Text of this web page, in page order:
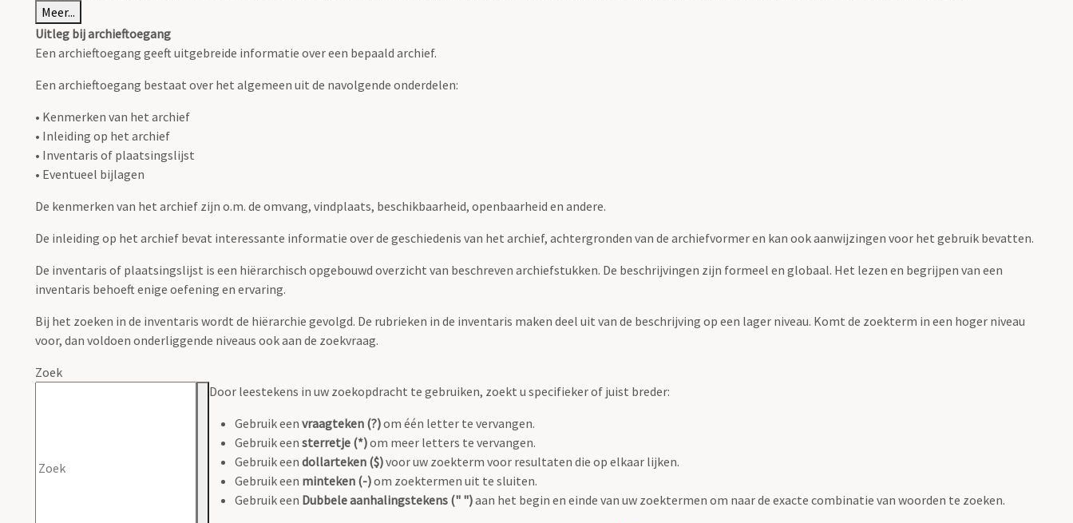
Meer...
Uitleg bij archieftoegang
Een archieftoegang geeft uitgebreide informatie over een bepaald archief.
Een archieftoegang bestaat over het algemeen uit de navolgende onderdelen:
• Kenmerken van het archief
• Inleiding op het archief
• Inventaris of plaatsingslijst
• Eventueel bijlagen
De kenmerken van het archief zijn o.m. de omvang, vindplaats, beschikbaarheid, openbaarheid en andere.
De inleiding op het archief bevat interessante informatie over de geschiedenis van het archief, achtergronden van de archiefvormer en kan ook aanwijzingen voor het gebruik bevatten.
De inventaris of plaatsingslijst is een hiërarchisch opgebouwd overzicht van beschreven archiefstukken. De beschrijvingen zijn formeel en globaal. Het lezen en begrijpen van een
inventaris behoeft enige oefening en ervaring.
Bij het zoeken in de inventaris wordt de hiërarchie gevolgd. De rubrieken in de inventaris maken deel uit van de beschrijving op een lager niveau. Komt de zoekterm in een hoger niveau
voor, dan voldoen onderliggende niveaus ook aan de zoekvraag.
Zoek
Door leestekens in uw zoekopdracht te gebruiken, zoekt u specifieker of juist breder:
Gebruik een vraagteken (?)om één letter te vervangen.
Gebruik een sterretje (*)om meer letters te vervangen.
Gebruik een dollarteken ($)voor uw zoekterm voor resultaten die op elkaar lijken.
Gebruik een minteken (-)om zoektermen uit te sluiten.
Gebruik een Dubbele aanhalingstekens (" ")aan het begin en einde van uw zoektermen om naar de exacte combinatie van woorden te zoeken.